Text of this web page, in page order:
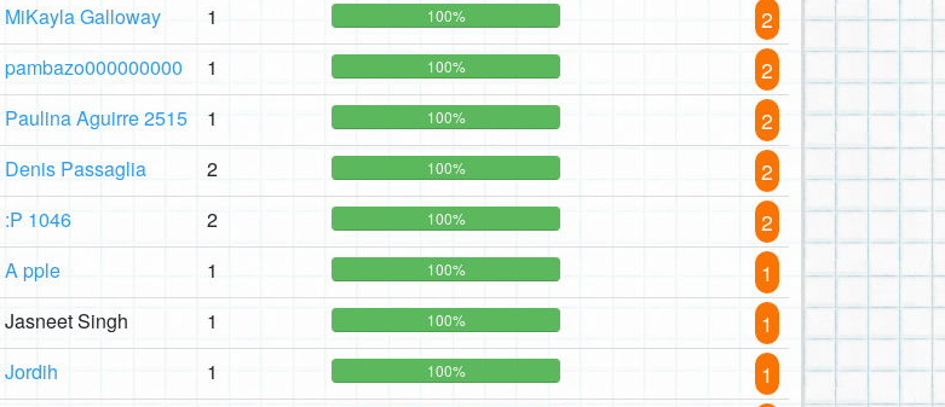
MiKayla Galloway 1 100% 2
pambazo000000000 1 100% 2
Paulina Aguirre 2515 1 100% 2
Denis Passaglia 2 100% 2
:P 1046 2 100% 2
A pple 1 100% 1
Jasneet Singh 1 100% 1
Jordih 1 100% 1